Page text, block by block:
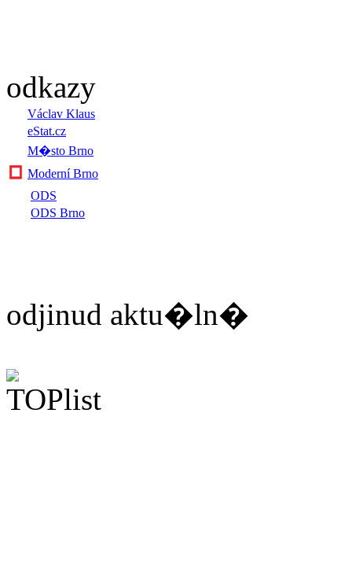
odkazy
Václav Klaus
eStat.cz
M�sto Brno
Moderní Brno
ODS
ODS Brno
odjinud aktu�ln�